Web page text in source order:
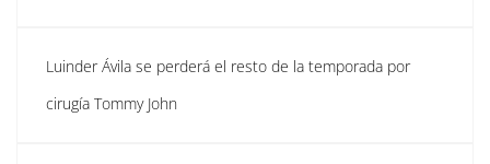
Luinder Ávila se perderá el resto de la temporada por
cirugía Tommy John